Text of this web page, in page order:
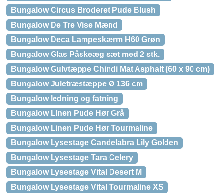
Bungalow Circus Broderet Pude Blush
Bungalow De Tre Vise Mænd
Bungalow Deca Lampeskærm H60 Grøn
Bungalow Glas Påskeæg sæt med 2 stk.
Bungalow Gulvtæppe Chindi Mat Asphalt (60 x 90 cm)
Bungalow Juletræstæppe Ø 136 cm
Bungalow ledning og fatning
Bungalow Linen Pude Hør Grå
Bungalow Linen Pude Hør Tourmaline
Bungalow Lysestage Candelabra Lily Golden
Bungalow Lysestage Tara Celery
Bungalow Lysestage Vital Desert M
Bungalow Lysestage Vital Tourmaline XS